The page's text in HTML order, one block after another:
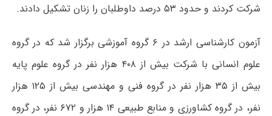
شرکت کردند و حدود ۵۳ درصد داوطلبان را زنان تشکیل دادند.
آزمون کارشناسی ارشد در ۶ گروه آموزشی برگزار شد که در گروه
علوم انسانی با شرکت بیش از ۴۰۸ هزار نفر در گروه علوم پایه
بیش از ۳۵ هزار نفر در گروه فنی و مهندسی بیش از ۱۲۵ هزار
نفر، در گروه کشاورزی و منابع طبیعی ۱۴ هزار و ۶۷۲ نفر، در گروه